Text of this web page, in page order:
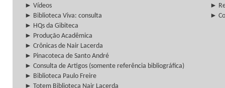
► Vídeos
►
► Biblioteca Viva: consulta
►
► HQs da Gibiteca
► Produção Acadêmica
► Crônicas de Nair Lacerda
► Pinacoteca de Santo André
► Consulta de Artigos (somente referência bibliográfica)
► Biblioteca Paulo Freire
► Totem Biblioteca Nair Lacerda